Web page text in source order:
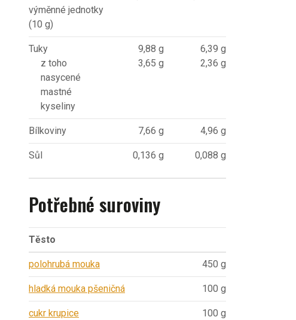
výměnné jednotky
(10 g)
Tuky
z toho
nasycené
mastné
kyseliny
9,88 g
3,65 g
6,39 g
2,36 g
Bílkoviny 7,66 g 4,96 g
Sůl 0,136 g 0,088 g
Potřebné suroviny
Těsto
polohrubá mouka 450 g
hladká mouka pšeničná 100 g
cukr krupice 100 g